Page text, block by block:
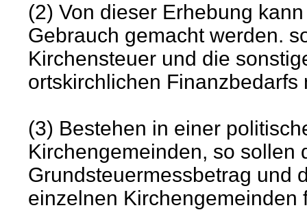
(2) Von dieser Erhebung
Gebrauch gemacht werden.
Kirchensteuer und die
ortskirchlichen Finanzbedarfs
(3) Bestehen in einer
Kirchengemeinden, so sollen
Grundsteuermessbetrag und
einzelnen Kirchengemeinden